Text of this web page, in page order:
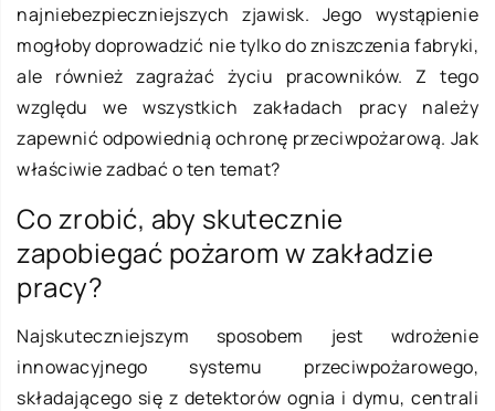
najniebezpieczniejszych zjawisk. Jego wystąpienie
mogłoby doprowadzić nie tylko do zniszczenia fabryki,
ale również zagrażać życiu pracowników. Z tego
względu we wszystkich zakładach pracy należy
zapewnić odpowiednią ochronę przeciwpożarową. Jak
właściwie zadbać o ten temat?
Co zrobić, aby skutecznie
zapobiegać pożarom w zakładzie
pracy?
Najskuteczniejszym sposobem jest wdrożenie
innowacyjnego systemu przeciwpożarowego,
składającego się z detektorów ognia i dymu, centrali